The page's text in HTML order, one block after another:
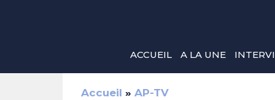
ACCUEIL A LA UNE
Accueil » AP-TV